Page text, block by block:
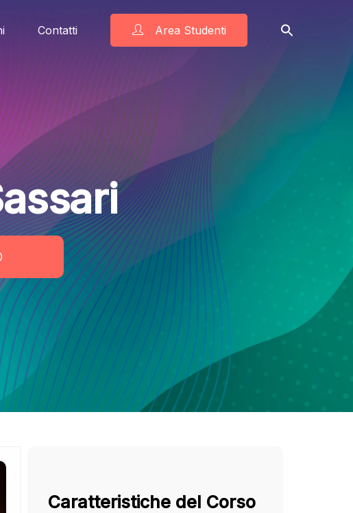
Contatti Area Studenti
Caratteristiche del Corso